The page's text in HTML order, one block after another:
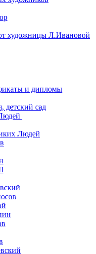
художницы Л.Ивановой
и дипломы
детский сад
Людей